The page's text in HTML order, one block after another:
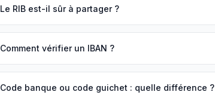
Le RIB est-il sûr à partager ?
Comment vérifier un IBAN ?
Code banque ou code guichet : quelle différence ?